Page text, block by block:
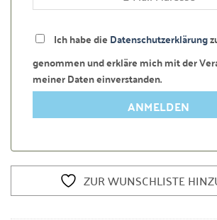
Ich habe dieDatenschutzerklärung
genommen und erkläre mich mit der
meiner Daten einverstanden.
ANMELDEN
ZUR WUNSCHLISTE